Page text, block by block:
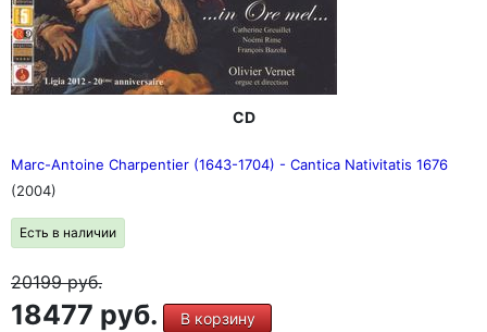
CD
Marc-Antoine Charpentier (1643-1704) - Cantica Nativitatis 1676
(2004)
Есть в наличии
20199руб.
18477 руб. В корзину